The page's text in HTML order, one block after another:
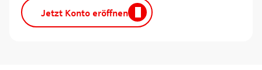
Jetzt Konto eröffnen